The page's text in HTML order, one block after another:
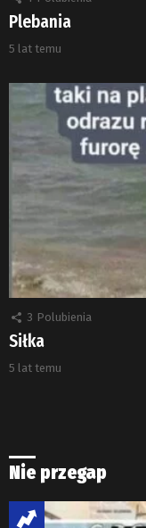
Plebania
5 lat temu
3 Polubienia
Siłka
5 lat temu
Nie przegap